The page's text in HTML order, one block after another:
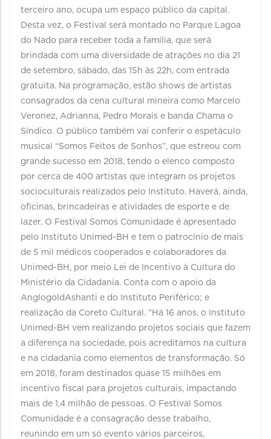
terceiro ano, ocupa um espaço público da capital.
Desta vez, o Festival será montado no Parque Lagoa
do Nado para receber toda a família, que será
brindada com uma diversidade de atrações no dia 21
de setembro, sábado, das 15h às 22h, com entrada
gratuita. Na programação, estão shows de artistas
consagrados da cena cultural mineira como Marcelo
Veronez, Adrianna, Pedro Morais e banda Chama o
Síndico. O público também vai conferir o espetáculo
musical “Somos Feitos de Sonhos”, que estreou com
grande sucesso em 2018, tendo o elenco composto
por cerca de 400 artistas que integram os projetos
socioculturais realizados pelo Instituto. Haverá, ainda,
oficinas, brincadeiras e atividades de esporte e de
lazer. O Festival Somos Comunidade é apresentado
pelo Instituto Unimed-BH e tem o patrocínio de mais
de 5 mil médicos cooperados e colaboradores da
Unimed-BH, por meio Lei de Incentivo à Cultura do
Ministério da Cidadania. Conta com o apoio da
AnglogoldAshanti e do Instituto Periférico; e
realização da Coreto Cultural. “Há 16 anos, o Instituto
Unimed-BH vem realizando projetos sociais que fazem
a diferença na sociedade, pois acreditamos na cultura
e na cidadania como elementos de transformação. Só
em 2018, foram destinados quase 15 milhões em
incentivo fiscal para projetos culturais, impactando
mais de 1,4 milhão de pessoas. O Festival Somos
Comunidade é a consagração desse trabalho,
reunindo em um só evento vários parceiros,